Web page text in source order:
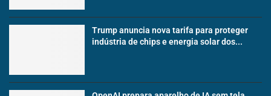
Trump anuncia nova tarifa para proteger
indústria de chips e energia solar dos...